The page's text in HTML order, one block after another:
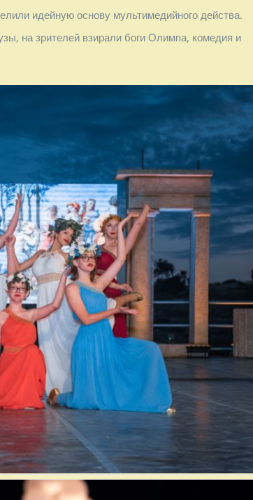
идейную основу мультимедийного действа.
на зрителей взирали боги Олимпа, комедия и